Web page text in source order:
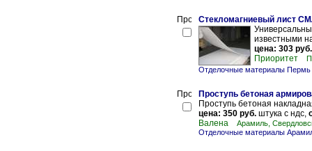
Стекломагниевый лист
известными
цена: 303 руб.
Приоритет
Отделочные материалы Пермь
Проступь бетоная
Проступь бетоная
цена: 350 руб. штука с ндс,
Валена
Арамиль,
Отделочные материалы